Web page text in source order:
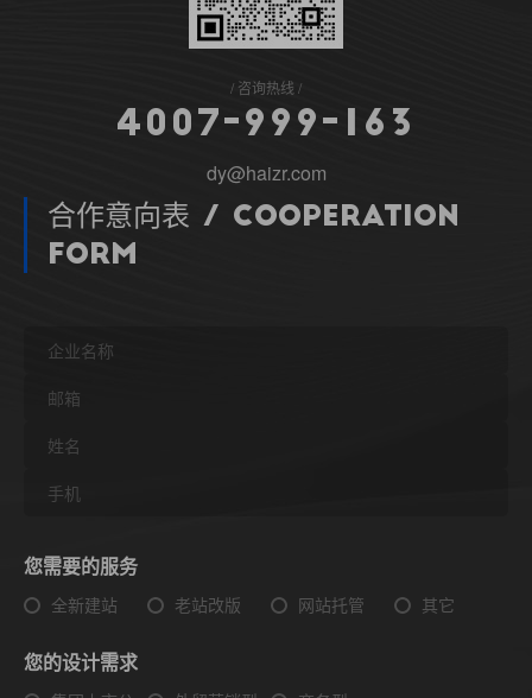
咨询热线
4 0 0 7- 9 9 9 - 6 3
dy@haizr.com
合作意向表 / Cooperation
Form
您需要的服务
全新建站 老站改版 网站托管 其它
您的设计需求